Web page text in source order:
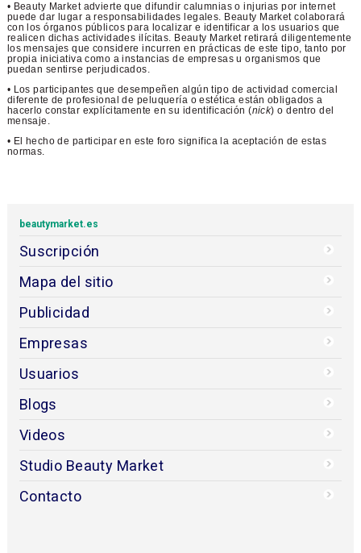
• Beauty Market advierte que difundir calumnias o injurias por internet
puede dar lugar a responsabilidades legales. Beauty Market colaborará
con los órganos públicos para localizar e identificar a los usuarios que
realicen dichas actividades ilícitas. Beauty Market retirará diligentemente
los mensajes que considere incurren en prácticas de este tipo, tanto por
propia iniciativa como a instancias de empresas u organismos que
puedan sentirse perjudicados.
• Los participantes que desempeñen algún tipo de actividad comercial
diferente de profesional de peluquería o estética están obligados a
hacerlo constar explícitamente en su identificación (nick) o dentro del
mensaje.
• El hecho de participar en este foro significa la aceptación de estas
normas.
beautymarket.es
Suscripción
Mapa del sitio
Publicidad
Empresas
Usuarios
Blogs
Videos
Studio Beauty Market
Contacto